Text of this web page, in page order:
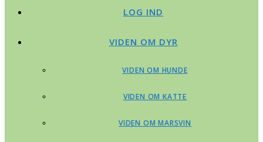
LOG IND
VIDEN OM DYR
VIDEN OM HUNDE
VIDEN OM KATTE
VIDEN OM MARSVIN